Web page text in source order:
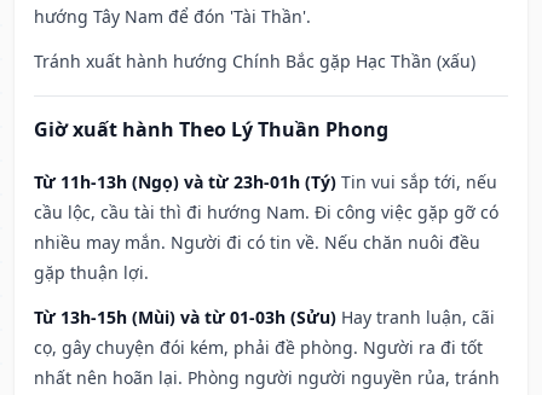
hướng Tây Nam để đón 'Tài Thần'.
Tránh xuất hành hướng Chính Bắc gặp Hạc Thần (xấu)
Giờ xuất hành Theo Lý Thuần Phong
Từ 11h-13h (Ngọ) và từ 23h-01h (Tý) Tin vui sắp tới, nếu
cầu lộc, cầu tài thì đi hướng Nam. Đi công việc gặp gỡ có
nhiều may mắn. Người đi có tin về. Nếu chăn nuôi đều
gặp thuận lợi.
Từ 13h-15h (Mùi) và từ 01-03h (Sửu) Hay tranh luận, cãi
cọ, gây chuyện đói kém, phải đề phòng. Người ra đi tốt
nhất nên hoãn lại. Phòng người người nguyền rủa, tránh